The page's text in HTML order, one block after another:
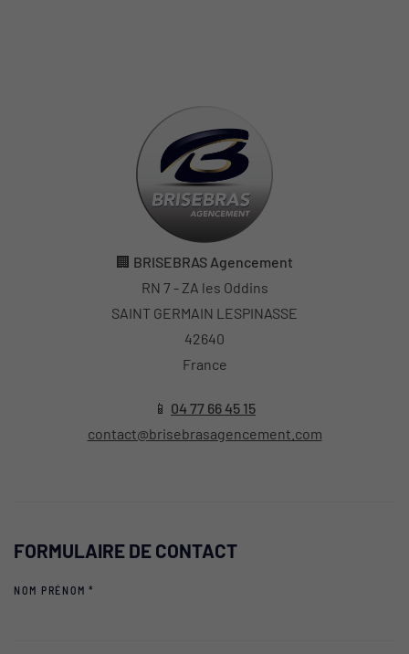
🏢 BRISEBRAS Agencement
RN 7 - ZA les Oddins
SAINT GERMAIN LESPINASSE
42640
France
📱 04 77 66 45 15
contact@brisebrasagencement.com
FORMULAIRE DE CONTACT
NOM PRÉNOM *